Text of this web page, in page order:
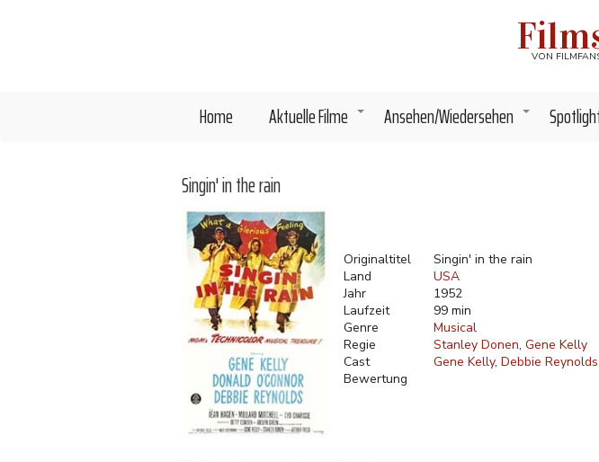
VON
Home +
Aktuelle Filme +
Ansehen/Wiedersehen
Singin' in the rain
Originaltitel
Singin' in the rain
Land
USA
Jahr
1952
Laufzeit
99 min
Genre
Musical
Regie
Stanley Donen Gene Kelly
Cast
Gene Kelly Debbie Reynolds
Bewertung